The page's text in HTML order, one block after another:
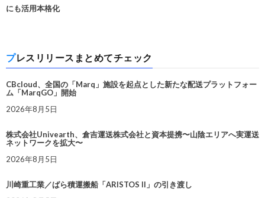
にも活用本格化
プレスリリースまとめてチェック
CBcloud、全国の「Marq」施設を起点とした新たな配送プラットフォー
ム「MarqGO」開始
2026年8月5日
株式会社Univearth、倉吉運送株式会社と資本提携〜山陰エリアへ実運送
ネットワークを拡大〜
2026年8月5日
川崎重工業／ばら積運搬船「ARISTOS II」の引き渡し